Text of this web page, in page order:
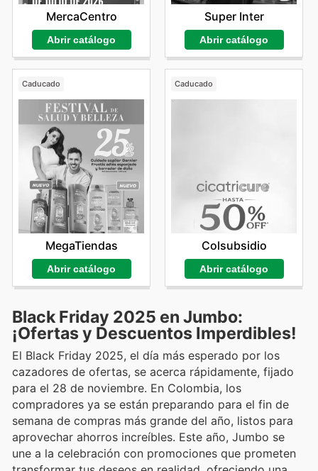
MercaCentro
Abrir catálogo
Super Inter
Abrir catálogo
Caducado
MegaTiendas
Abrir catálogo
Caducado
Colsubsidio
Abrir catálogo
Black Friday 2025 en Jumbo:
¡Ofertas y Descuentos Imperdibles!
El Black Friday 2025, el día más esperado por los
cazadores de ofertas, se acerca rápidamente, fijado
para el 28 de noviembre. En Colombia, los
compradores ya se están preparando para el fin de
semana de compras más grande del año, listos para
aprovechar ahorros increíbles. Este año, Jumbo se
une a la celebración con promociones que prometen